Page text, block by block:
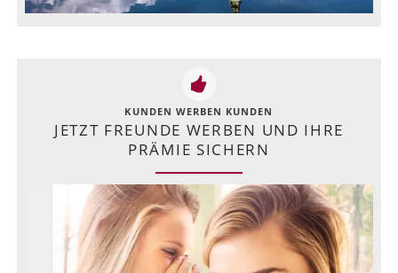
KUNDEN WERBEN KUNDEN
JETZT FREUNDE WERBEN UND IHRE
PRÄMIE SICHERN